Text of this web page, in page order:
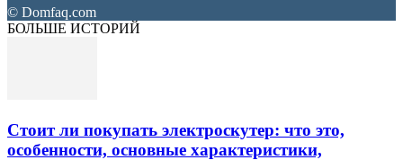
© Domfaq.com
БОЛЬШЕ ИСТОРИЙ
Стоит ли покупать электроскутер: что это,
особенности, основные характеристики,